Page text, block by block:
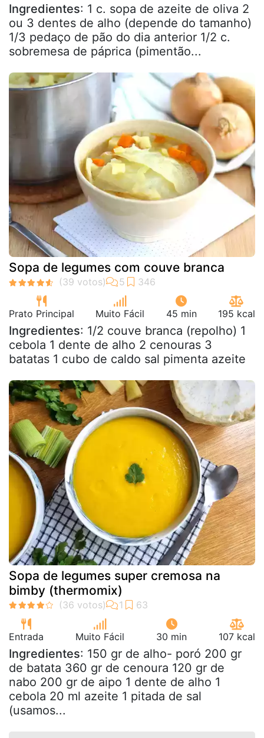
Ingredientes: 1 c. sopa de azeite de oliva 2
ou 3 dentes de alho (depende do tamanho)
1/3 pedaço de pão do dia anterior 1/2 c.
sobremesa de páprica (pimentão...
Sopa de legumes com couve branca
Prato Principal Muito Fácil 45 min 195 kcal
Ingredientes: 1/2 couve branca (repolho) 1
cebola 1 dente de alho 2 cenouras 3
batatas 1 cubo de caldo sal pimenta azeite
Sopa de legumes super cremosa na
bimby (thermomix)
Entrada Muito Fácil 30 min 107 kcal
Ingredientes: 150 gr de alho- poró 200 gr
de batata 360 gr de cenoura 120 gr de
nabo 200 gr de aipo 1 dente de alho 1
cebola 20 ml azeite 1 pitada de sal
(usamos...